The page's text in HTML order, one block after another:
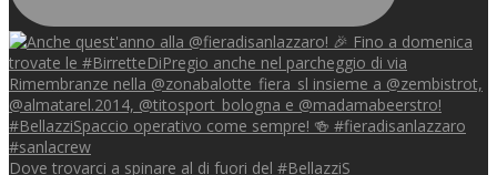
Dove trovarci a spinare al di fuori del #BellazziS